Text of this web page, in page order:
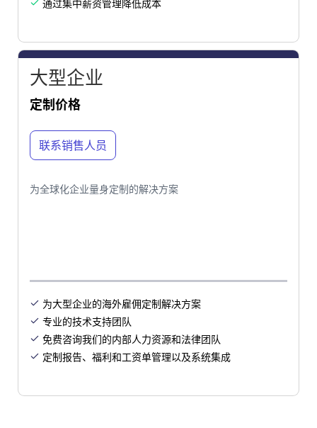
 通过集中薪资管理降低成本
大型企业
定制价格
联系销售人员
为全球化企业量身定制的解决方案
 为大型企业的海外雇佣定制解决方案
 专业的技术支持团队
 免费咨询我们的内部人力资源和法律团队
 定制报告、福利和工资单管理以及系统集成